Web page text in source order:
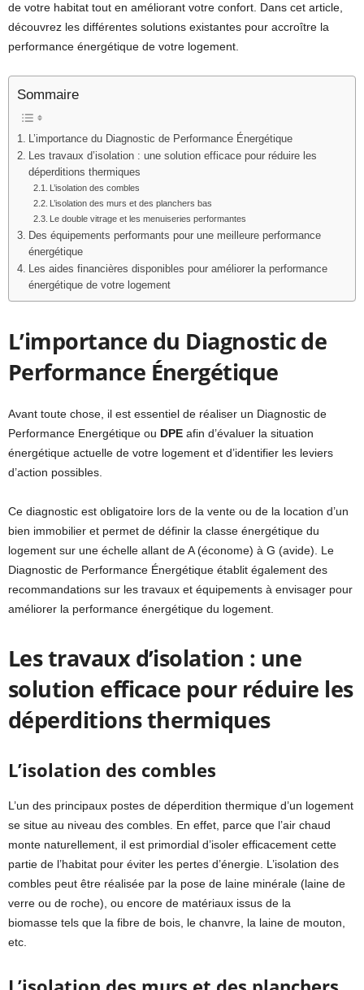
de votre habitat tout en améliorant votre confort. Dans cet article,
découvrez les différentes solutions existantes pour accroître la
performance énergétique de votre logement.
Sommaire
L’importance du Diagnostic de Performance Énergétique
Les travaux d’isolation : une solution efficace pour réduire les
déperditions thermiques
L’isolation des combles
L’isolation des murs et des planchers bas
Le double vitrage et les menuiseries performantes
Des équipements performants pour une meilleure performance
énergétique
Les aides financières disponibles pour améliorer la performance
énergétique de votre logement
L’importance du Diagnostic de
Performance Énergétique
Avant toute chose, il est essentiel de réaliser un Diagnostic de
Performance Energétique ou DPE afin d’évaluer la situation
énergétique actuelle de votre logement et d’identifier les leviers
d’action possibles.
Ce diagnostic est obligatoire lors de la vente ou de la location d’un
bien immobilier et permet de définir la classe énergétique du
logement sur une échelle allant de A (économe) à G (avide). Le
Diagnostic de Performance Énergétique établit également des
recommandations sur les travaux et équipements à envisager pour
améliorer la performance énergétique du logement.
Les travaux d’isolation : une
solution efficace pour réduire les
déperditions thermiques
L’isolation des combles
L’un des principaux postes de déperdition thermique d’un logement
se situe au niveau des combles. En effet, parce que l’air chaud
monte naturellement, il est primordial d’isoler efficacement cette
partie de l’habitat pour éviter les pertes d’énergie. L’isolation des
combles peut être réalisée par la pose de laine minérale (laine de
verre ou de roche), ou encore de matériaux issus de la
biomasse tels que la fibre de bois, le chanvre, la laine de mouton,
etc.